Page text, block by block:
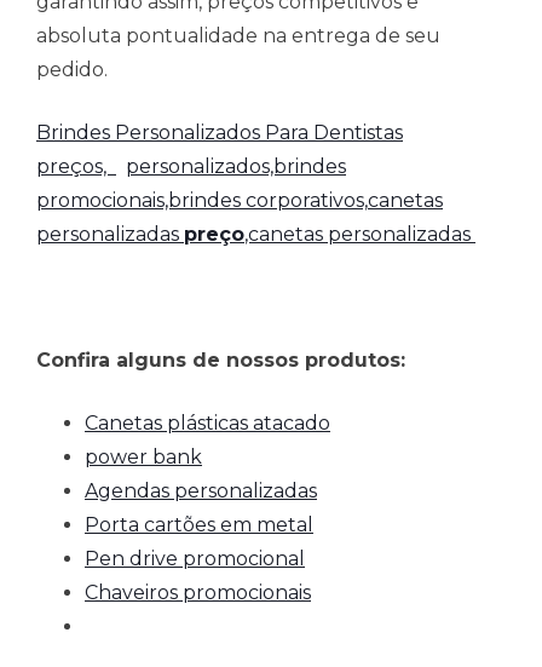
absoluta pontualidade na entrega de seu
pedido.
Brindes Personalizados Para Dentistas
preços,
personalizados,brindes
promocionais,brindes corporativos,canetas
personalizadas preço,canetas personalizadas
Confira alguns de nossos produtos:
Canetas plásticas atacado
power bank
Agendas personalizadas
Porta cartões em metal
Pen drive promocional
Chaveiros promocionais